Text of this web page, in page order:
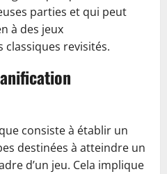
parties et qui peut
à des jeux
classiques revisités.
consiste à établir un
destinées à atteindre un
d’un jeu. Cela implique